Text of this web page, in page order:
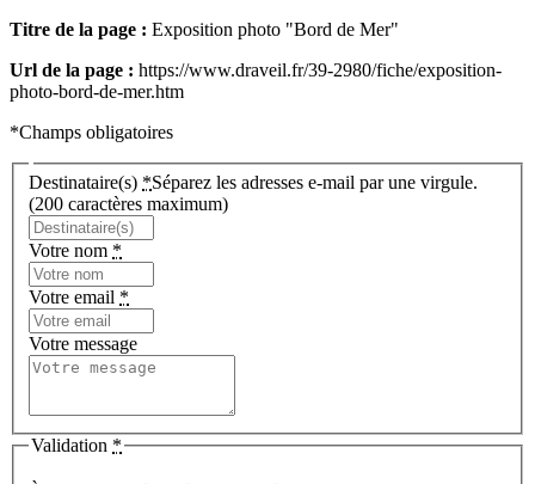
Titre de la page : Exposition photo "Bord de Mer"
Url de la page : https://www.draveil.fr/39-2980/fiche/exposition-
photo-bord-de-mer.htm
*Champs obligatoires
Destinataire(s) *Séparez les adresses e-mail par une virgule.
(200 caractères maximum)
Votre nom *
Votre email *
Votre message
Validation *